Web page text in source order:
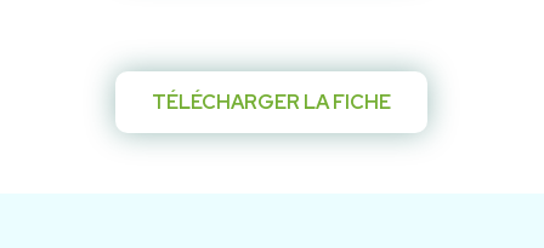
TÉLÉCHARGER LA FICHE